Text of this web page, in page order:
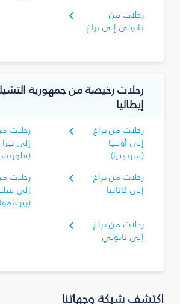
رحلات من
نابولي إلى براغ
رحلات رخيصة من جمهورية
إيطاليا
رحلات من براغ
إلى أولبيا
(سردينيا)
رحلات
إلى بيزا
رحلات من براغ
إلى كاتانيا
رحلات
إلى
(بيرغامو)
رحلات من براغ
إلى نابولي
اكتشف شبكة وجهاتنا